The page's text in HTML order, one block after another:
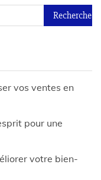
vos ventes en
pour une
votre bien-